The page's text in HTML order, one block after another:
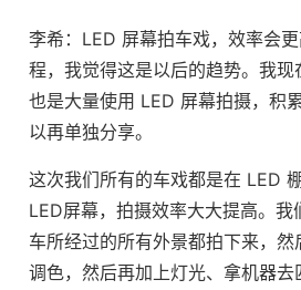
李希：LED 屏幕拍车戏，效率会
程，我觉得这是以后的趋势。我现
也是大量使用 LED 屏幕拍摄，积
以再单独分享。
这次我们所有的车戏都是在 LED
LED屏幕，拍摄效率大大提高。
车所经过的所有外景都拍下来，
调色，然后再加上灯光、拿机器去